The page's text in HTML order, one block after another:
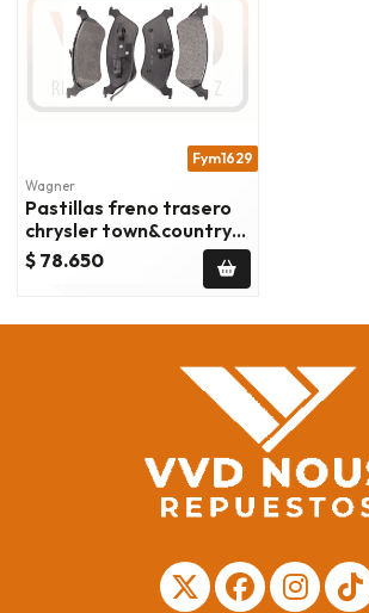
Fym1629
Wagner
Pastillas freno trasero
chrysler town&country
2001/2007
$ 78.650